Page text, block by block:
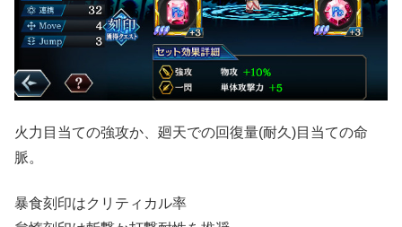
火力目当ての強攻か、廻天での回復量(耐久)目当ての命
脈。
暴食刻印はクリティカル率